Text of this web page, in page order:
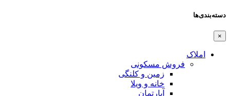
دسته‌بندی‌ها
×
املاک
فروش مسکونی
زمین و کلنگی
خانه و ویلا
آپارتمان